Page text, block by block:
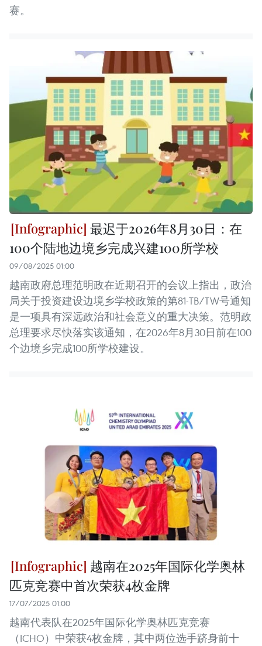
赛。
最迟于2026年8月30日：在
100个陆地边境乡完成兴建100所学校
09/08/2025 01:00
越南政府总理范明政在近期召开的会议上指出，政治
局关于投资建设边境乡学校政策的第81-TB/TW号通知
是一项具有深远政治和社会意义的重大决策。范明政
总理要求尽快落实该通知，在2026年8月30日前在100
个边境乡完成100所学校建设。
越南在2025年国际化学奥林
匹克竞赛中首次荣获4枚金牌
17/07/2025 01:00
越南代表队在2025年国际化学奥林匹克竞赛
（ICHO）中荣获4枚金牌，其中两位选手跻身前十